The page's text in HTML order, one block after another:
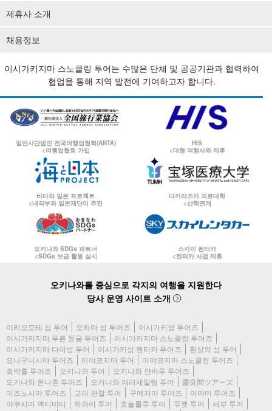
제휴사 소개
채용정보
이시가키지마 스노클링 투어는 수많은 단체 및 공공기관과 협력하여
협업을 통해 지역 발전에 기여하고자 합니다.
일반사단법인 전국여행업협회(ANTA)
<여행업협회 가입
HIS
<대형 여행사와 제휴
바다와 일본 프로젝트
<내각부와 일본재단이 추진
다카라즈카 의료대학
<산학연계
오키나와 SDGs 파트너
<SDGs 보급 활동 실시
스카이 렌터카
<렌터카 사업 제휴
오키나와를 중심으로 각지의 여행을 지원한다
당사 운영 사이트 소개
이리오모테 섬 투어 오하마 섬 투어즈
이시가키섬 투어즈
이시가키지마 푸른 동굴 투어즈
이시가키지마 스노클링 투어즈
이시가키지마 다이빙 투어
이시가키섬 렌터카 투어즈
환상의 섬 투어
요나구니시마 투어즈
미야코지마 투어
미야코지마 스노클링 투어즈
호박홀 투어즈
오키나와 투어
오키나와 얀바루 투어즈
오키나와 온나촌 투어즈
오키나와 패러세일링 투어
慶良間ツアーズ
미즈노시마 투어즈
고래 관찰 투어 구메지마 투어즈
아마미 투어즈
야쿠시마 액티비티
하와이 투어 호놀룰루 투어 푸켓 투어
세부 투어